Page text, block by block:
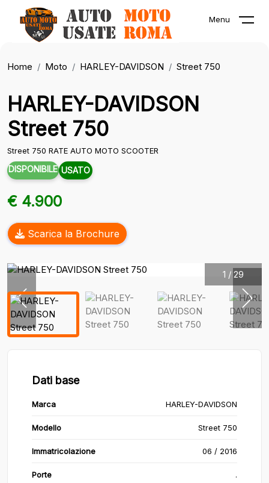
Menu
Home Moto HARLEY-DAVIDSON Street 750
HARLEY-DAVIDSON
Street 750
Street 750 RATE AUTO MOTO SCOOTER
DISPONIBILE USATO
€ 4.900
Scarica la Brochure
1 / 29
Dati base
Marca HARLEY-DAVIDSON
Modello Street 750
Immatricolazione 06 / 2016
Porte .